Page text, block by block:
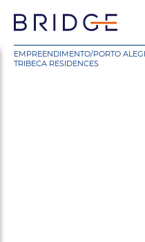
EMPREENDIMENTO/PORTO
TRIBECA RESIDENCES